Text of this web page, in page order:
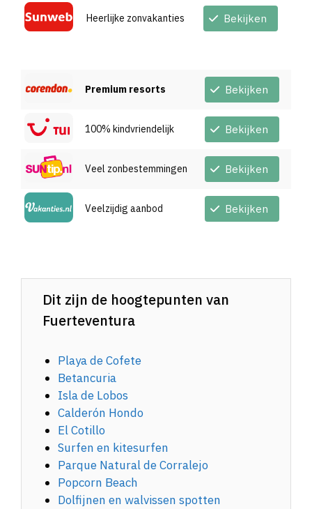
Heerlijke zonvakanties Bekijken
Premium resorts Bekijken
100% kindvriendelijk Bekijken
Veel zonbestemmingen Bekijken
Veelzijdig aanbod Bekijken
Dit zijn de hoogtepunten van
Fuerteventura
Playa de Cofete
Betancuria
Isla de Lobos
Calderón Hondo
El Cotillo
Surfen en kitesurfen
Parque Natural de Corralejo
Popcorn Beach
Dolfijnen en walvissen spotten